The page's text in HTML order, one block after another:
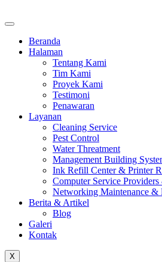
Beranda
Halaman
Tentang Kami
Tim Kami
Proyek Kami
Testimoni
Penawaran
Layanan
Cleaning Service
Pest Control
Water Threatment
Management Building
Ink Refill Center & Printer
Computer Service
Networking Maintenance &
Berita & Artikel
Blog
Galeri
Kontak
X